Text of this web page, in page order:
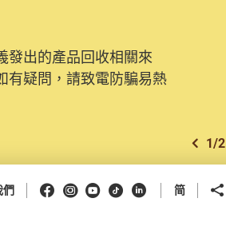
發出的產品回收相關來
有疑問，請致電防騙易熱
上一個
1/2
們 Facebook
Instagram
Youtube
抖音領英 简 分